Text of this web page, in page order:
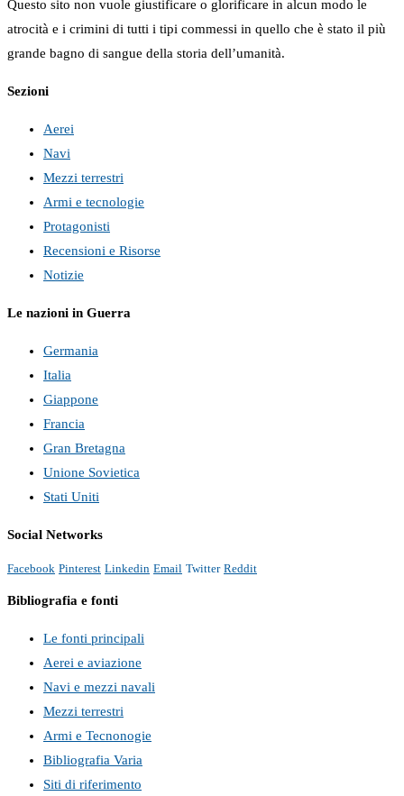
Questo sito non vuole giustificare o glorificare in alcun modo le
atrocità e i crimini di tutti i tipi commessi in quello che è stato il più
grande bagno di sangue della storia dell’umanità.
Sezioni
Aerei
Navi
Mezzi terrestri
Armi e tecnologie
Protagonisti
Recensioni e Risorse
Notizie
Le nazioni in Guerra
Germania
Italia
Giappone
Francia
Gran Bretagna
Unione Sovietica
Stati Uniti
Social Networks
Facebook Pinterest Linkedin Email Twitter Reddit
Bibliografia e fonti
Le fonti principali
Aerei e aviazione
Navi e mezzi navali
Mezzi terrestri
Armi e Tecnonogie
Bibliografia Varia
Siti di riferimento